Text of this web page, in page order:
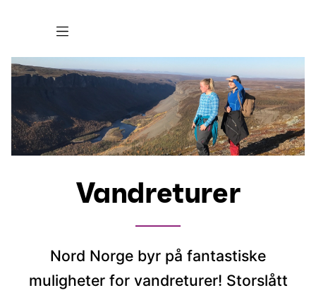
Vandreturer
Nord Norge byr på fantastiske
muligheter for vandreturer! Storslått